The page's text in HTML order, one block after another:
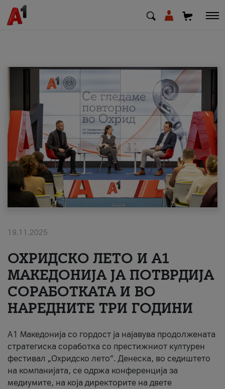
МК SQ
Приватни Деловни
Поддршка
Надополни кредит
#ПодобарОнлајн
19.11.2025
ОХРИДСКО ЛЕТО И A1
МАКЕДОНИЈА ЈА ПОТВРДИЈА
СОРАБОТКАТА И ВО
НАРЕДНИТЕ ТРИ ГОДИНИ
A1 Македонија со гордост ја најавува продолжената
стратегиска соработка со престижниот културен
фестивал „Охридско лето“. Денеска, во седиштето
на компанијата, се одржа конференција за
медиумите, на која директорите на двете